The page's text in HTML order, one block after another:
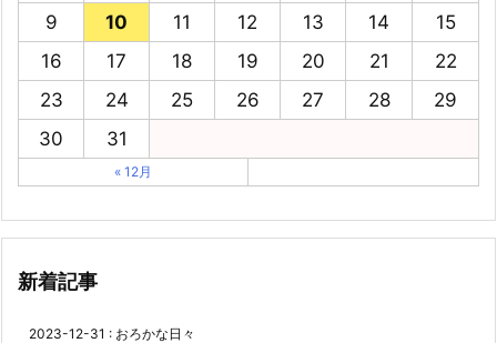
9
10 11 12 13 14
15
16
17 18 19 20 21
22
23
24 25 26 27 28
29
30
31
« 12月
新着記事
2023-12-31 : おろかな日々